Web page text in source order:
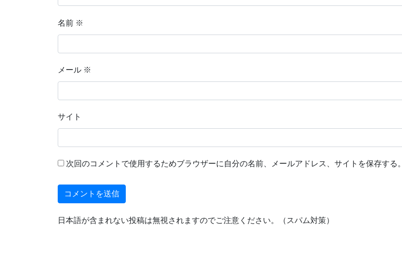
名前 ※
メール ※
サイト
次回のコメントで使用するためブラウザーに自分の名前、メールアドレス、サイトを保存する。
日本語が含まれない投稿は無視されますのでご注意ください。（スパム対策）